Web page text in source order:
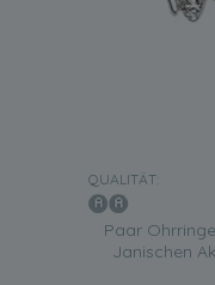
QUALITÄT:
Paar
Janischen